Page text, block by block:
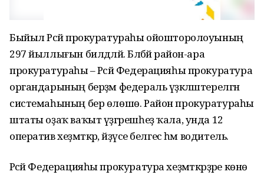
Быйыл Рәсәй прокуратураһы ойошторолоуының
297 йыллығын билдәләй. Бәләбәй район-ара
прокуратураһы – Рәсәй Федерацияһы прокуратура
органдарының берҙәм федераль үҙәкләштерелгән
системаһының бер өлөшө. Район прокуратураһы
штаты оҙаҡ ваҡыт үҙгәрешһеҙ ҡала, унда 12
оператив хеҙмәткәр, әйҙәүсе белгес һәм водитель.
Рәсәй Федерацияһы прокуратура хеҙмәткәрҙәре көнө